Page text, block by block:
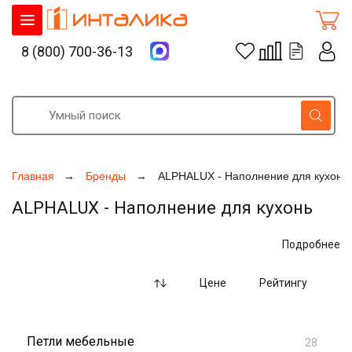
Главная Бренды ALPHALUX - Наполнение для кухонь
ALPHALUX - Наполнение для кухонь
- новое слово в мире мебельных
ALPHALUX - инновационный бренд на российском рынке
мебельных комплектующих, созданный для тех, кто ценит
и обеспечивает высочайший стандарт качества каждого
Подробнее
Цене Рейтингу
Петли мебельные 28
8 (800) 700-36-13